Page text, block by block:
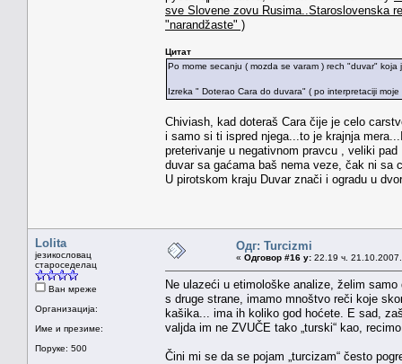
sve Slovene zovu Rusima..Staroslovenska
"narandžaste" )
Цитат
Po mome secanju ( mozda se varam ) rech "duvar"
Izreka " Doterao Cara do duvara" ( po interpretaciji
Chiviash, kad doteraš Cara čije je celo
i samo si ti ispred njega...to je krajnja
preterivanje u negativnom pravcu , veliki
duvar sa gaćama baš nema veze, čak ni sa
U pirotskom kraju Duvar znači i ogradu u
Lolita
језикословац
староседелац
Ван мреже
Организација:
Име и презиме:
Поруке: 500
Одг: Turcizmi
« Одговор #16 у: 22.19 ч.
Ne ulazeći u etimološke analize, želim
s druge strane, imamo mnoštvo reči koje
kašika... ima ih koliko god hoćete. E sad,
valjda im ne ZVUČE tako „turski“ kao,
Čini mi se da se pojam „turcizam“ često